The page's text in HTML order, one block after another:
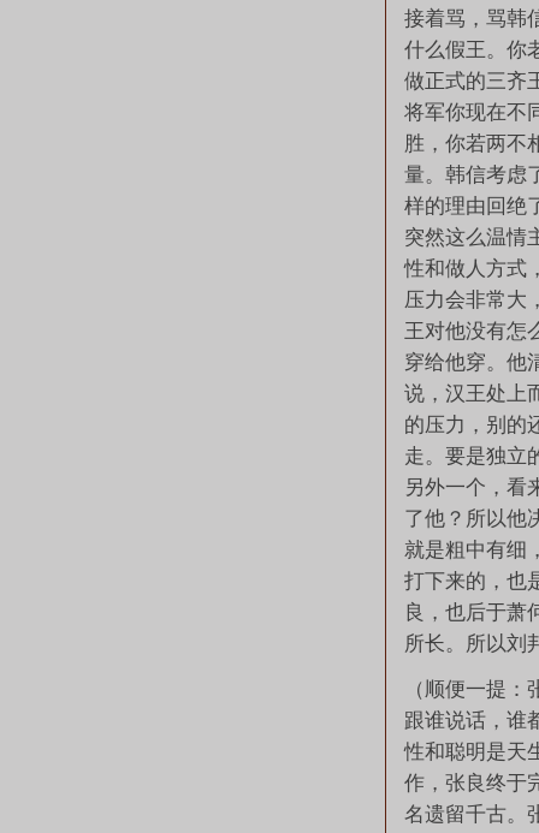
接着骂，骂韩
什么假王。你
做正式的三齐
将军你现在不
胜，你若两不
量。韩信考虑
样的理由回绝
突然这么温情
性和做人方式
压力会非常大
王对他没有怎
穿给他穿。他
说，汉王处上
的压力，别的
走。要是独立
另外一个，看
了他？所以他
就是粗中有细
打下来的，也
良，也后于萧
所长。所以刘
（顺便一提
跟谁说话，谁
性和聪明是天
作，张良终于
名遗留千古。